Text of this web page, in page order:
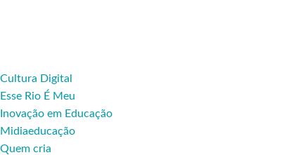
Cultura Digital
Esse Rio É Meu
Inovação em Educação
Midiaeducação
Quem cria